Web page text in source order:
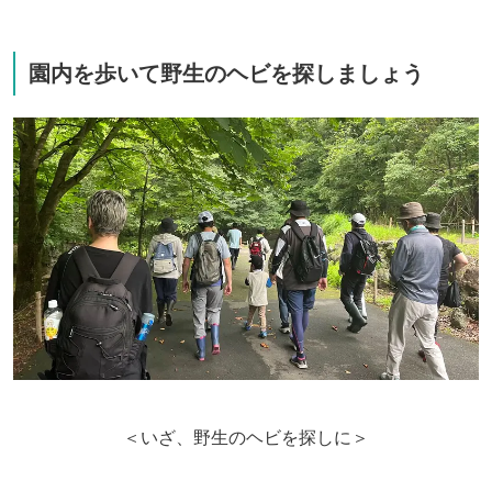
園内を歩いて野生のヘビを探しましょう
＜いざ、野生のヘビを探しに＞